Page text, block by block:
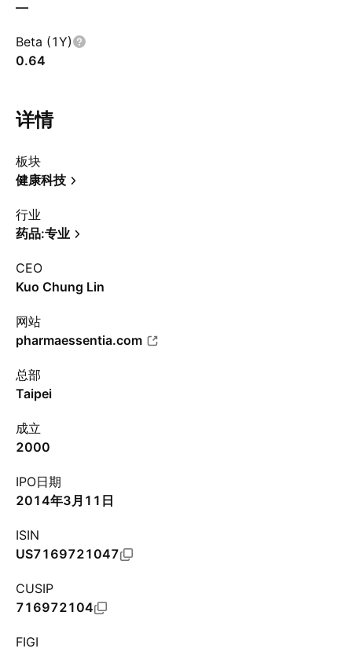
—
Beta (1Y)
0.64
详情
板块
健康科技
行业
药品:专业
CEO
Kuo Chung Lin
网站
pharmaessentia.com
总部
Taipei
成立
2000
IPO日期
2014年3月11日
ISIN
US7169721047
CUSIP
716972104
FIGI